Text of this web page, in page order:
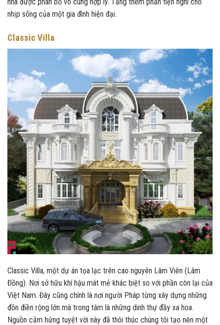
nhà được phân bổ vô cùng hợp lý. Tăng thêm phần tiện nghi cho
nhịp sống của một gia đình hiện đại.
Classic Villa
Classic Villa, một dự án tọa lạc trên cao nguyên Lâm Viên (Lâm
Đồng). Nơi sở hữu khí hậu mát mẻ khác biệt so với phần còn lại của
Việt Nam. Đây cũng chính là nơi người Pháp từng xây dựng những
đồn điền rộng lớn mà trong tâm là những dinh thự đầy xa hoa.
Nguồn cảm hứng tuyệt vời này đã thôi thúc chúng tôi tạo nên một